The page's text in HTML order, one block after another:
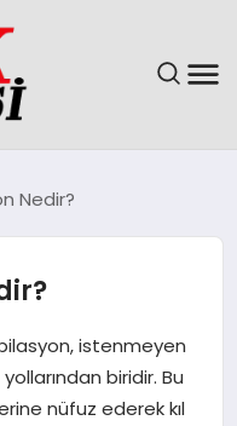
Nedir?
istenmeyen
biridir. Bu
nüfuz ederek kıl